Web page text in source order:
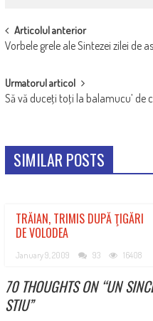
POST
NAVIGATION
Articolul anterior
Vorbele grele ale Sintezei zilei de
Urmatorul articol
Să vă duceţi toţi la balamucu’ de
SIMILAR POSTS
TRĂIAN, TRIMIS DUPĂ ŢIGĂRI
DE VOLODEA
January 9, 2009 93 16408
70 THOUGHTS ON “UN
STIU”